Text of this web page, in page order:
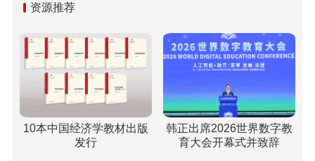
资源推荐
10本中国经济学教材出版
发行
韩正出席2026世界数字教
育大会开幕式并致辞